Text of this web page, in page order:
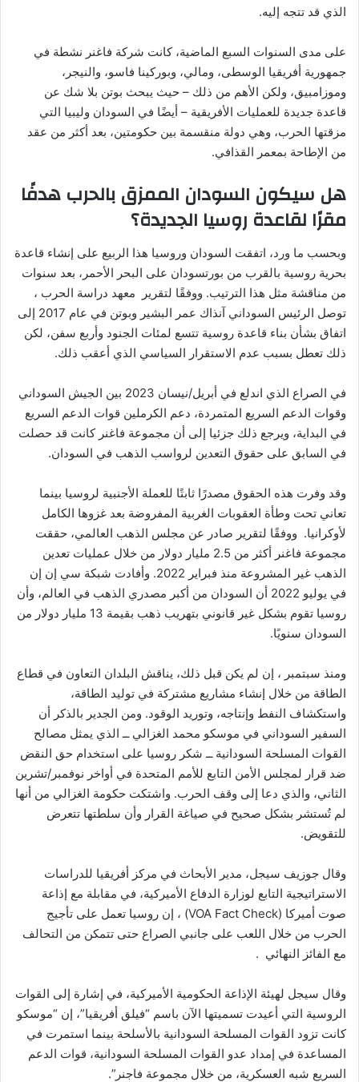
الذي قد تتجه إليه.
على مدى السنوات السبع الماضية، كانت شركة فاغنر نشطة في
جمهورية أفريقيا الوسطى، ومالي، وبوركينا فاسو، والنيجر،
وموزامبيق، ولكن الأهم من ذلك – حيث يبحث بوتن بلا شك عن
قاعدة جديدة للعمليات الأفريقية – أيضًا في السودان وليبيا التي
مزقتها الحرب، وهي دولة منقسمة بين حكومتين، بعد أكثر من عقد
من الإطاحة بمعمر القذافي.
هل سيكون السودان الممزق بالحرب هدفًا
مقرًا لقاعدة روسيا الجديدة؟
وبحسب ما ورد، اتفقت السودان وروسيا هذا الربيع على إنشاء قاعدة
بحرية روسية بالقرب من بورتسودان على البحر الأحمر، بعد سنوات
من مناقشة مثل هذا الترتيب. ووفقًا لتقرير معهد دراسة الحرب ،
توصل الرئيس السوداني آنذاك عمر البشير وبوتن في عام 2017 إلى
اتفاق بشأن بناء قاعدة روسية تتسع لمئات الجنود وأربع سفن، لكن
ذلك تعطل بسبب عدم الاستقرار السياسي الذي أعقب ذلك.
في الصراع الذي اندلع في أبريل/نيسان 2023 بين الجيش السوداني
وقوات الدعم السريع المتمردة، دعم الكرملين قوات الدعم السريع
في البداية، ويرجع ذلك جزئيا إلى أن مجموعة فاغنر كانت قد حصلت
في السابق على حقوق التعدين لرواسب الذهب في السودان.
وقد وفرت هذه الحقوق مصدرًا ثابتًا للعملة الأجنبية لروسيا بينما
تعاني تحت وطأة العقوبات الغربية المفروضة بعد غزوها الكامل
لأوكرانيا. ووفقًا لتقرير صادر عن مجلس الذهب العالمي، حققت
مجموعة فاغنر أكثر من 2.5 مليار دولار من خلال عمليات تعدين
الذهب غير المشروعة منذ فبراير 2022. وأفادت شبكة سي إن إن
في يوليو 2022 أن السودان من أكبر مصدري الذهب في العالم، وأن
روسيا تقوم بشكل غير قانوني بتهريب ذهب بقيمة 13 مليار دولار من
السودان سنويًا.
ومنذ سبتمبر ، إن لم يكن قبل ذلك، يناقش البلدان التعاون في قطاع
الطاقة من خلال إنشاء مشاريع مشتركة في توليد الطاقة،
واستكشاف النفط وإنتاجه، وتوريد الوقود. ومن الجدير بالذكر أن
السفير السوداني في موسكو محمد الغزالي ــ الذي يمثل مصالح
القوات المسلحة السودانية ــ شكر روسيا على استخدام حق النقض
ضد قرار لمجلس الأمن التابع للأمم المتحدة في أواخر نوفمبر/تشرين
الثاني، والذي دعا إلى وقف الحرب. واشتكت حكومة الغزالي من أنها
لم تُستشر بشكل صحيح في صياغة القرار وأن سلطتها تتعرض
للتقويض.
وقال جوزيف سيجل، مدير الأبحاث في مركز أفريقيا للدراسات
الاستراتيجية التابع لوزارة الدفاع الأميركية، في مقابلة مع إذاعة
صوت أميركا (VOA Fact Check) ، إن روسيا تعمل على تأجيج
الحرب من خلال اللعب على جانبي الصراع حتى تتمكن من التحالف
مع الفائز النهائي .
وقال سيجل لهيئة الإذاعة الحكومية الأميركية، في إشارة إلى القوات
الروسية التي أعيدت تسميتها الآن باسم “فيلق أفريقيا”، إن “موسكو
كانت تزود القوات المسلحة السودانية بالأسلحة بينما استمرت في
المساعدة في إمداد عدو القوات المسلحة السودانية، قوات الدعم
السريع شبه العسكرية، من خلال مجموعة فاجنر”.